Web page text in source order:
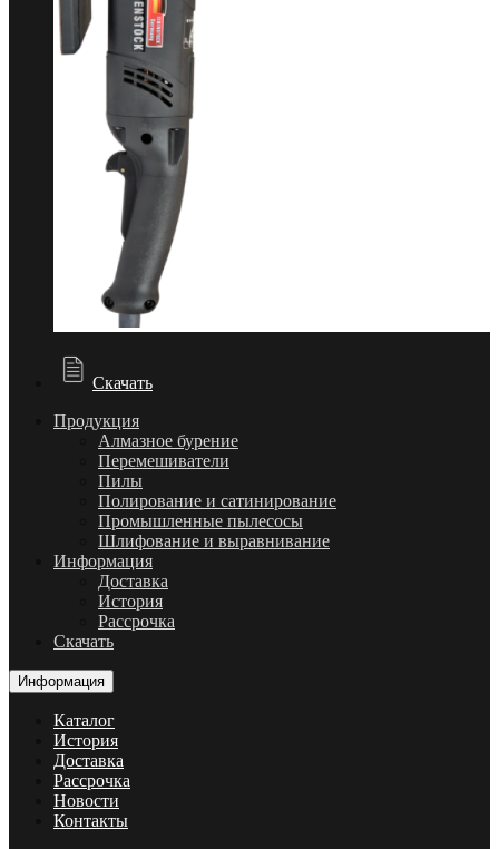
Скачать
Продукция
Алмазное бурение
Перемешиватели
Пилы
Полирование и сатинирование
Промышленные пылесосы
Шлифование и выравнивание
Информация
Доставка
История
Рассрочка
Скачать
Информация
Каталог
История
Доставка
Рассрочка
Новости
Контакты